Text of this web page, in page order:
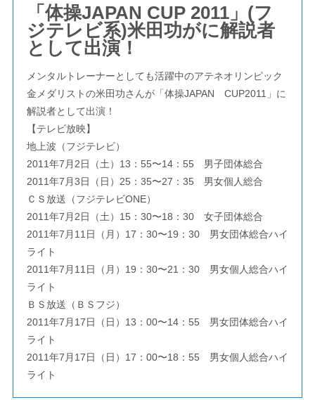
「体操JAPAN CUP 2011」(フ
ジテレビ系)米田功がに解説者
として出演！
メンタルトレーナーとしても活躍中のアテネオリンピック
金メダリストの米田功さんが「体操JAPAN CUP2011」に
解説者として出演！
【テレビ放映】
地上波（フジテレビ）
2011年7月2日（土）13：55〜14：55 男子団体総合
2011年7月3日（日）25：35〜27：35 男女個人総合
ＣＳ放送（フジテレビONE）
2011年7月2日（土）15：30〜18：30 女子団体総合
2011年7月11日（月）17：30〜19：30 男女団体総合ハイ
ライト
2011年7月11日（月）19：30〜21：30 男女個人総合ハイ
ライト
ＢＳ放送（ＢＳフジ）
2011年7月17日（日）13：00〜14：55 男女団体総合ハイ
ライト
2011年7月17日（日）17：00〜18：55 男女個人総合ハイ
ライト